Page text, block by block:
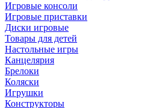
Игровые консоли
Игровые приставки
Диски игровые
Товары для детей
Настольные игры
Канцелярия
Брелоки
Коляски
Игрушки
Конструкторы